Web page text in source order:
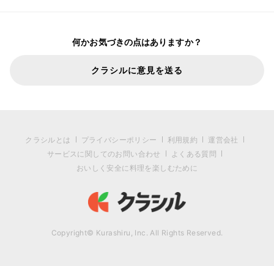
何かお気づきの点はありますか？
クラシルに意見を送る
クラシルとは プライバシーポリシー 利用規約
運営会社
サービスに関してのお問い合わせ
よくある質問
おいしく安全に料理を楽しむために
Copyright© Kurashiru, Inc. All Rights Reserved.